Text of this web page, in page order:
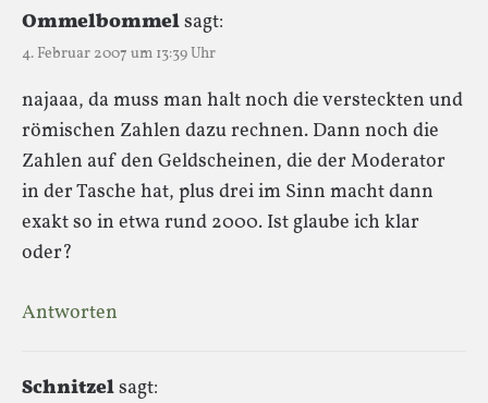
Ommelbommelsagt:
4. Februar 2007 um 13:39 Uhr
najaaa, da muss man halt noch die versteckten und
römischen Zahlen dazu rechnen. Dann noch die
Zahlen auf den Geldscheinen, die der Moderator
in der Tasche hat, plus drei im Sinn macht dann
exakt so in etwa rund 2000. Ist glaube ich klar
oder?
Antworten
Schnitzelsagt: